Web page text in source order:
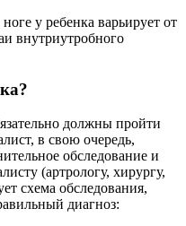
у ребенка варьирует от
внутриутробного
должны пройти
в свою очередь,
обследование и
(артрологу, хирургу,
схема обследования,
диагноз: